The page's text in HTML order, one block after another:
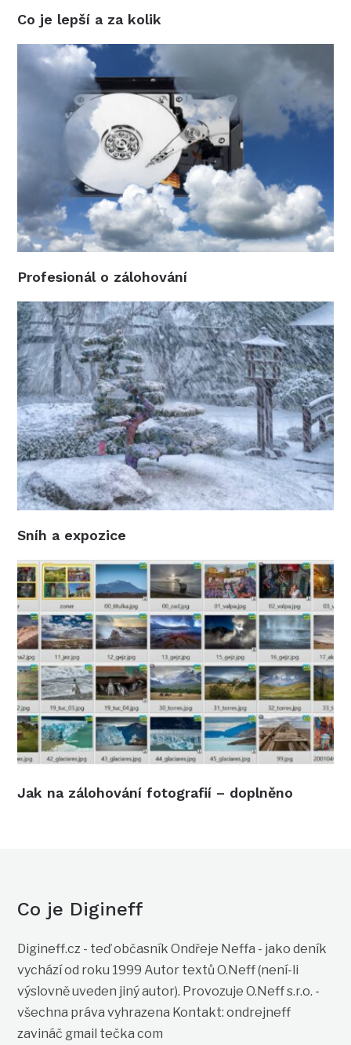
Co je lepší a za kolik
Profesionál o zálohování
Sníh a expozice
Jak na zálohování fotografií – doplněno
Co je Digineff
Digineff.cz - teď občasník Ondřeje Neffa - jako deník
vychází od roku 1999 Autor textů O.Neff (není-li
výslovně uveden jiný autor). Provozuje O.Neff s.r.o. -
všechna práva vyhrazena Kontakt: ondrejneff
zavináč gmail tečka com